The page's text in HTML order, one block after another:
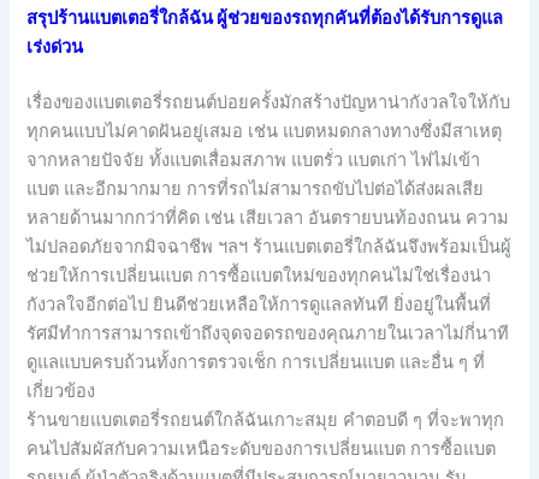
สรุปร้านแบตเตอรี่ใกล้ฉัน ผู้ช่วยของรถทุกคันที่ต้องได้รับการดูแล
เร่งด่วน
เรื่องของแบตเตอรี่รถยนต์บ่อยครั้งมักสร้างปัญหาน่ากังวลใจให้กับ
ทุกคนแบบไม่คาดฝันอยู่เสมอ เช่น แบตหมดกลางทางซึ่งมีสาเหตุ
จากหลายปัจจัย ทั้งแบตเสื่อมสภาพ แบตรั่ว แบตเก่า ไฟไม่เข้า
แบต และอีกมากมาย การที่รถไม่สามารถขับไปต่อได้ส่งผลเสีย
หลายด้านมากกว่าที่คิด เช่น เสียเวลา อันตรายบนท้องถนน ความ
ไม่ปลอดภัยจากมิจฉาชีพ ฯลฯ ร้านแบตเตอรี่ใกล้ฉันจึงพร้อมเป็นผู้
ช่วยให้การเปลี่ยนแบต การซื้อแบตใหม่ของทุกคนไม่ใช่เรื่องน่า
กังวลใจอีกต่อไป ยินดีช่วยเหลือให้การดูแลลทันที ยิ่งอยู่ในพื้นที่
รัศมีทำการสามารถเข้าถึงจุดจอดรถของคุณภายในเวลาไม่กี่นาที
ดูแลแบบครบถ้วนทั้งการตรวจเช็ก การเปลี่ยนแบต และอื่น ๆ ที่
เกี่ยวข้อง
ร้านขายแบตเตอรี่รถยนต์ใกล้ฉันเกาะสมุย คำตอบดี ๆ ที่จะพาทุก
คนไปสัมผัสกับความเหนือระดับของการเปลี่ยนแบต การซื้อแบต